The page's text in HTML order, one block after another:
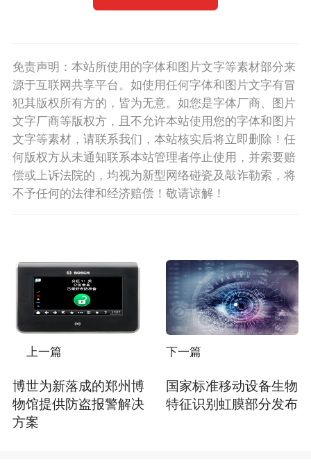
免责声明：本站所使用的字体和图片文字等素材部分来
源于互联网共享平台。如使用任何字体和图片文字有冒
犯其版权所有方的，皆为无意。如您是字体厂商、图片
文字厂商等版权方，且不允许本站使用您的字体和图片
文字等素材，请联系我们，本站核实后将立即删除！任
何版权方从未通知联系本站管理者停止使用，并索要赔
偿或上诉法院的，均视为新型网络碰瓷及敲诈勒索，将
不予任何的法律和经济赔偿！敬请谅解！
上一篇
博世为新落成的郑州博
物馆提供防盗报警解决
方案
下一篇
国家标准移动设备生物
特征识别虹膜部分发布